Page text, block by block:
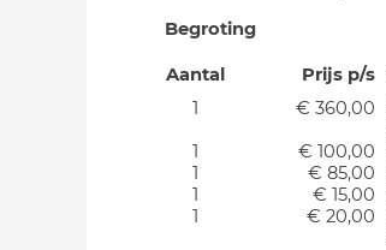
Begroting
Aantal Prijs p/s
1
€ 360,00
1
€ 100,00
1
€ 85,00
1
€ 15,00
1
€ 20,00